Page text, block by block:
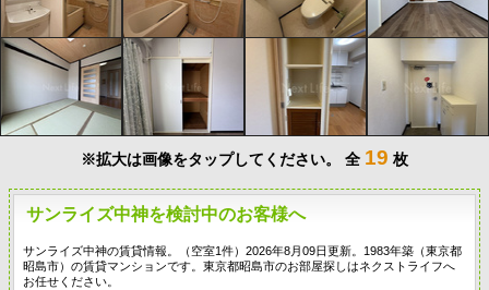
※拡大は画像をタップしてください。 全 19 枚
サンライズ中神を検討中のお客様へ
サンライズ中神の賃貸情報。（空室1件）2026年8月09日更新。1983年築（東京都
昭島市）の賃貸マンションです。東京都昭島市のお部屋探しはネクストライフへ
お任せください。